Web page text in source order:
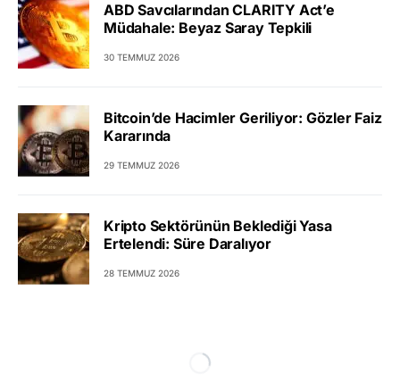
ABD Savcılarından CLARITY Act’e
Müdahale: Beyaz Saray Tepkili
30 TEMMUZ 2026
Bitcoin’de Hacimler Geriliyor: Gözler Faiz
Kararında
29 TEMMUZ 2026
Kripto Sektörünün Beklediği Yasa
Ertelendi: Süre Daralıyor
28 TEMMUZ 2026